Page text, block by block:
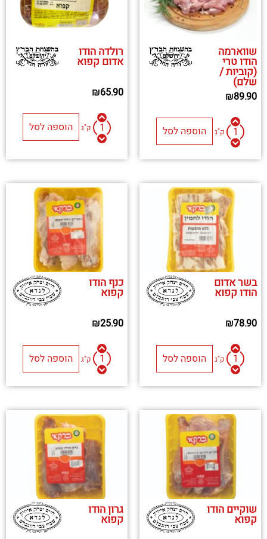
שווארמה
הודו טרי
(קוביות /
שלם)
₪89.90
ק"ג הוספה לסל
רולדה הודו
אדום קפוא
₪65.90
ק"ג הוספה לסל
בשר אדום
הודו קפוא
₪78.90
ק"ג הוספה לסל
כנף הודו
קפוא
₪25.90
ק"ג הוספה לסל
שוקיים הודו
קפוא
גרון הודו
קפוא